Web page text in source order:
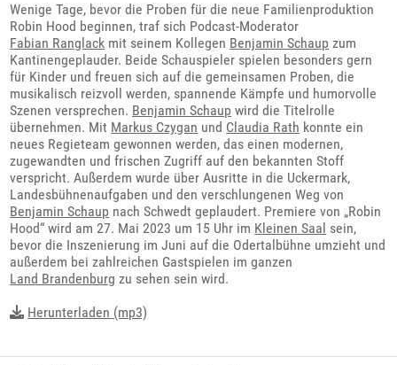
Wenige Tage, bevor die Proben für die neue Familienproduktion
Robin Hood beginnen, traf sich Podcast-Moderator
Fabian Ranglack mit seinem Kollegen Benjamin Schaup zum
Kantinengeplauder. Beide Schauspieler spielen besonders gern
für Kinder und freuen sich auf die gemeinsamen Proben, die
musikalisch reizvoll werden, spannende Kämpfe und humorvolle
Szenen versprechen. Benjamin Schaup wird die Titelrolle
übernehmen. Mit Markus Czygan und Claudia Rath konnte ein
neues Regieteam gewonnen werden, das einen modernen,
zugewandten und frischen Zugriff auf den bekannten Stoff
verspricht. Außerdem wurde über Ausritte in die Uckermark,
Landesbühnenaufgaben und den verschlungenen Weg von
Benjamin Schaup nach Schwedt geplaudert. Premiere von „Robin
Hood“ wird am 27. Mai 2023 um 15 Uhr im Kleinen Saal sein,
bevor die Inszenierung im Juni auf die Odertalbühne umzieht und
außerdem bei zahlreichen Gastspielen im ganzen
Land Brandenburg zu sehen sein wird.
Herunterladen (mp3)